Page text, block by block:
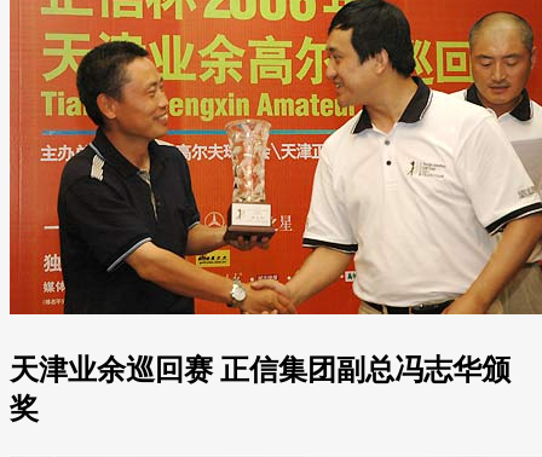
天津业余巡回赛 正信集团副总冯志华颁
奖